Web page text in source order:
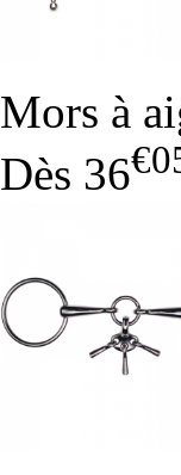
Mors à
Dès 36